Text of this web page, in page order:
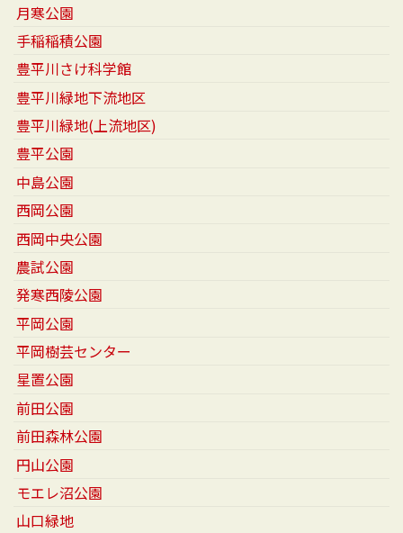
月寒公園
手稲稲積公園
豊平川さけ科学館
豊平川緑地下流地区
豊平川緑地(上流地区)
豊平公園
中島公園
西岡公園
西岡中央公園
農試公園
発寒西陵公園
平岡公園
平岡樹芸センター
星置公園
前田公園
前田森林公園
円山公園
モエレ沼公園
山口緑地